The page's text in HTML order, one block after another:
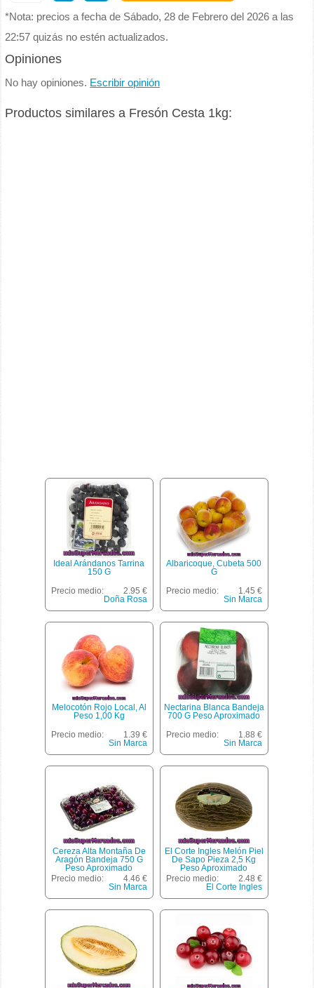
*Nota: precios a fecha de Sábado, 28 de Febrero del 2026 a las
22:57 quizás no estén actualizados.
Opiniones
No hay opiniones. Escribir opinión
Productos similares a Fresón Cesta 1kg:
Ideal Arándanos Tarrina
150 G
Precio medio:
2.95 €
Doña Rosa
Albaricoque, Cubeta 500
G
Precio medio:
1.45 €
Sin Marca
Melocotón Rojo Local, Al
Peso 1,00 Kg
Precio medio:
1.39 €
Sin Marca
Nectarina Blanca Bandeja
700 G Peso Aproximado
Precio medio:
1.88 €
Sin Marca
Cereza Alta Montaña De
Aragón Bandeja 750 G
Peso Aproximado
Precio medio:
4.46 €
Sin Marca
El Corte Ingles Melón Piel
De Sapo Pieza 2,5 Kg
Peso Aproximado
Precio medio:
2.48 €
El Corte Ingles